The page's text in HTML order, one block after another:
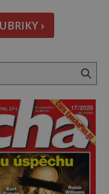
Unikátní
najdeme
›